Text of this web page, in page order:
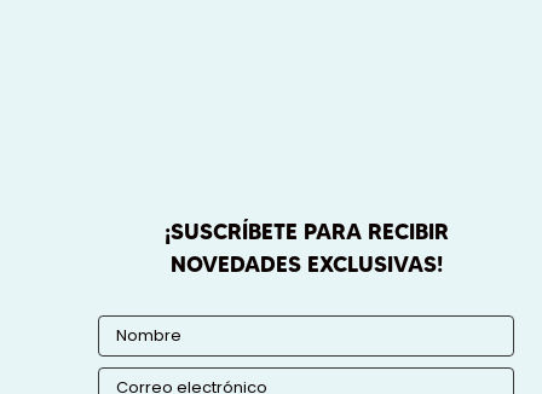
¡SUSCRÍBETE PARA RECIBIR
NOVEDADES EXCLUSIVAS!